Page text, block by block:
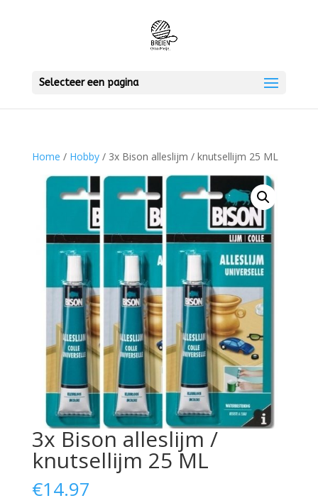
Selecteer een pagina
Home / Hobby/ 3x Bison alleslijm / knutsellijm 25 ML
3x Bison alleslijm /
knutsellijm 25 ML
€14.97